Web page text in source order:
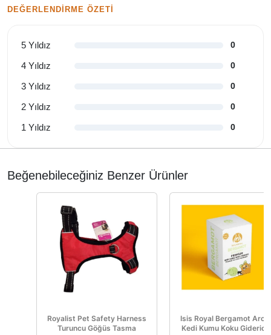
DEĞERLENDIRME ÖZETI
5 Yıldız 0
4 Yıldız 0
3 Yıldız 0
2 Yıldız 0
1 Yıldız 0
Beğenebileceğiniz Benzer Ürünler
Royalist Pet Safety Harness
Turuncu Göğüs Tasma
Isis Royal Bergamot
Kedi Kumu Koku Giderici